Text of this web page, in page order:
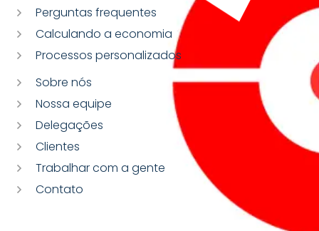
Perguntas frequentes
Calculando a economia
Processos personalizados
Sobre nós
Nossa equipe
Delegações
Clientes
Trabalhar com a gente
Contato